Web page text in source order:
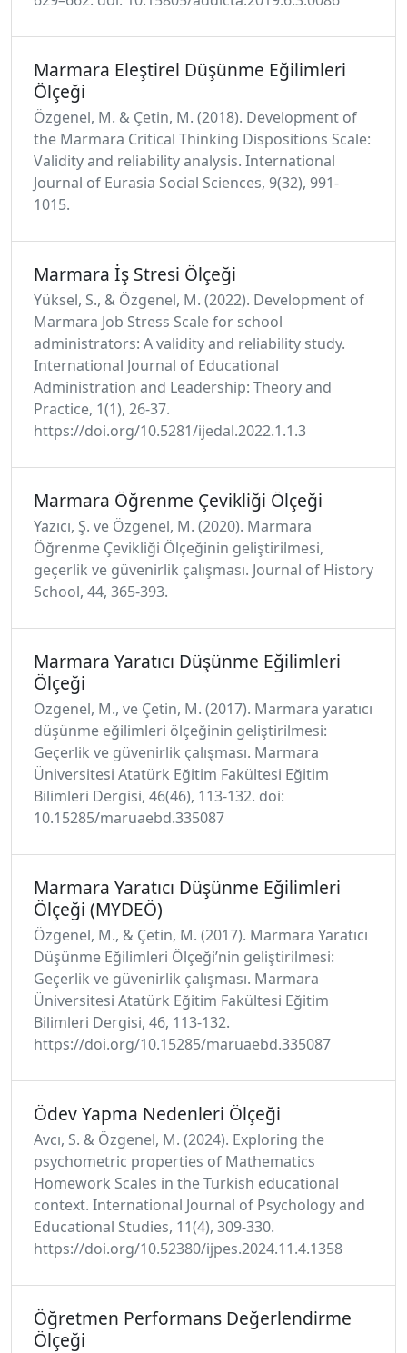
Marmara Eleştirel Düşünme Eğilimleri
Ölçeği
Özgenel, M. & Çetin, M. (2018). Development of
the Marmara Critical Thinking Dispositions Scale:
Validity and reliability analysis. International
Journal of Eurasia Social Sciences, 9(32), 991-
1015.
Marmara İş Stresi Ölçeği
Yüksel, S., & Özgenel, M. (2022). Development of
Marmara Job Stress Scale for school
administrators: A validity and reliability study.
International Journal of Educational
Administration and Leadership: Theory and
Practice, 1(1), 26-37.
https://doi.org/10.5281/ijedal.2022.1.1.3
Marmara Öğrenme Çevikliği Ölçeği
Yazıcı, Ş. ve Özgenel, M. (2020). Marmara
Öğrenme Çevikliği Ölçeğinin geliştirilmesi,
geçerlik ve güvenirlik çalışması. Journal of History
School, 44, 365-393.
Marmara Yaratıcı Düşünme Eğilimleri
Ölçeği
Özgenel, M., ve Çetin, M. (2017). Marmara yaratıcı
düşünme eğilimleri ölçeğinin geliştirilmesi:
Geçerlik ve güvenirlik çalışması. Marmara
Üniversitesi Atatürk Eğitim Fakültesi Eğitim
Bilimleri Dergisi, 46(46), 113-132. doi:
10.15285/maruaebd.335087
Marmara Yaratıcı Düşünme Eğilimleri
Ölçeği (MYDEÖ)
Özgenel, M., & Çetin, M. (2017). Marmara Yaratıcı
Düşünme Eğilimleri Ölçeği’nin geliştirilmesi:
Geçerlik ve güvenirlik çalışması. Marmara
Üniversitesi Atatürk Eğitim Fakültesi Eğitim
Bilimleri Dergisi, 46, 113-132.
https://doi.org/10.15285/maruaebd.335087
Ödev Yapma Nedenleri Ölçeği
Avcı, S. & Özgenel, M. (2024). Exploring the
psychometric properties of Mathematics
Homework Scales in the Turkish educational
context. International Journal of Psychology and
Educational Studies, 11(4), 309-330.
https://doi.org/10.52380/ijpes.2024.11.4.1358
Öğretmen Performans Değerlendirme
Ölçeği